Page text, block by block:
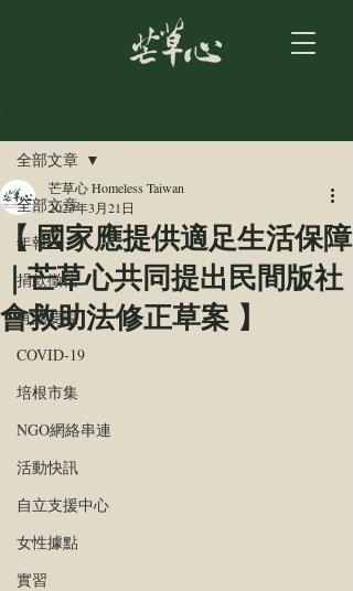
全部文章
年報
捐款徵信
有話要說
COVID-19
培根市集
NGO網絡串連
活動快訊
自立支援中心
女性據點
實習
全部文章
【 國家應提供適足生活保障
｜芒草心共同提出民間版社
會救助法修正草案 】
芒草心 Homeless Taiwan
2023年3月21日